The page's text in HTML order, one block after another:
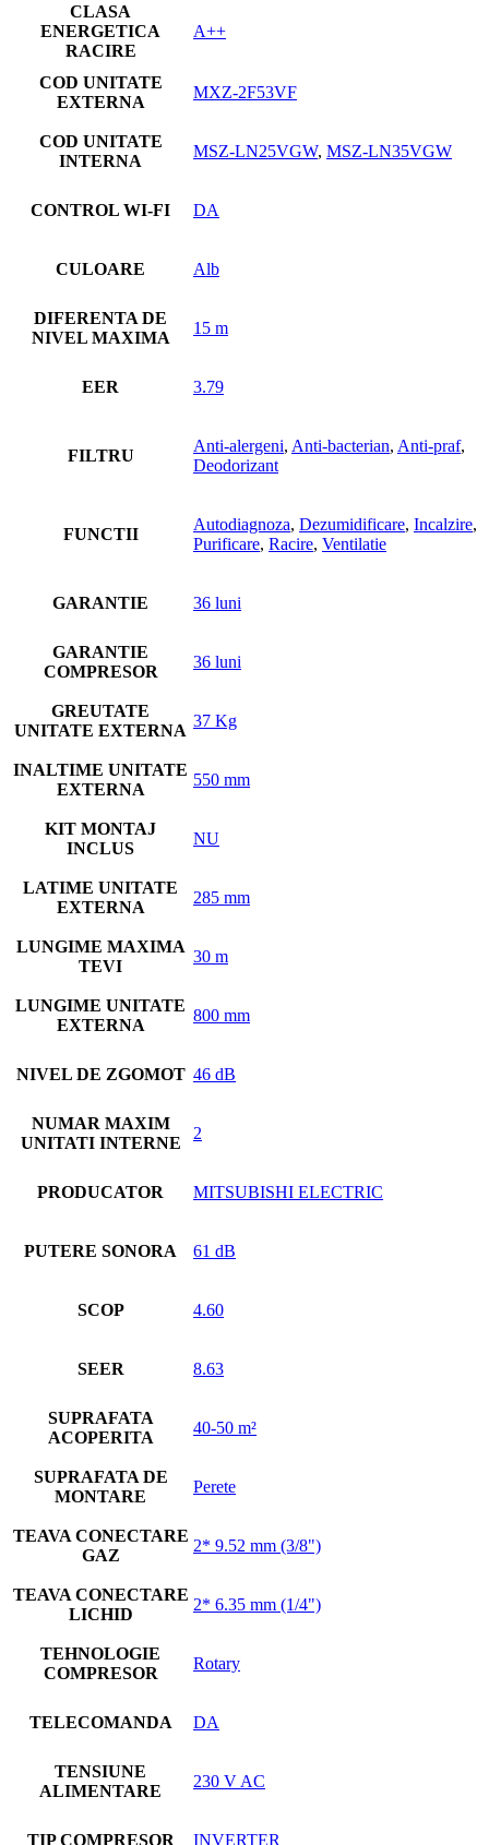
CLASA
ENERGETICA
RACIRE
A++
COD UNITATE
EXTERNA
MXZ-2F53VF
COD UNITATE
INTERNA
MSZ-LN25VGW, MSZ-LN35VGW
CONTROL WI-FI DA
CULOARE Alb
DIFERENTA DE
NIVEL MAXIMA
15 m
EER 3.79
FILTRU
Anti-alergeni, Anti-bacterian, Anti-praf,
Deodorizant
FUNCTII
Autodiagnoza, Dezumidificare, Incalzire,
Purificare, Racire, Ventilatie
GARANTIE 36 luni
GARANTIE
COMPRESOR
36 luni
GREUTATE
UNITATE EXTERNA
37 Kg
INALTIME UNITATE
EXTERNA
550 mm
KIT MONTAJ
INCLUS
NU
LATIME UNITATE
EXTERNA
285 mm
LUNGIME MAXIMA
TEVI
30 m
LUNGIME UNITATE
EXTERNA
800 mm
NIVEL DE ZGOMOT 46 dB
NUMAR MAXIM
UNITATI INTERNE
2
PRODUCATOR MITSUBISHI ELECTRIC
PUTERE SONORA 61 dB
SCOP 4.60
SEER 8.63
SUPRAFATA
ACOPERITA
40-50 m²
SUPRAFATA DE
MONTARE
Perete
TEAVA CONECTARE
GAZ
2* 9.52 mm (3/8")
TEAVA CONECTARE
LICHID
2* 6.35 mm (1/4")
TEHNOLOGIE
COMPRESOR
Rotary
TELECOMANDA DA
TENSIUNE
ALIMENTARE
230 V AC
TIP COMPRESOR INVERTER